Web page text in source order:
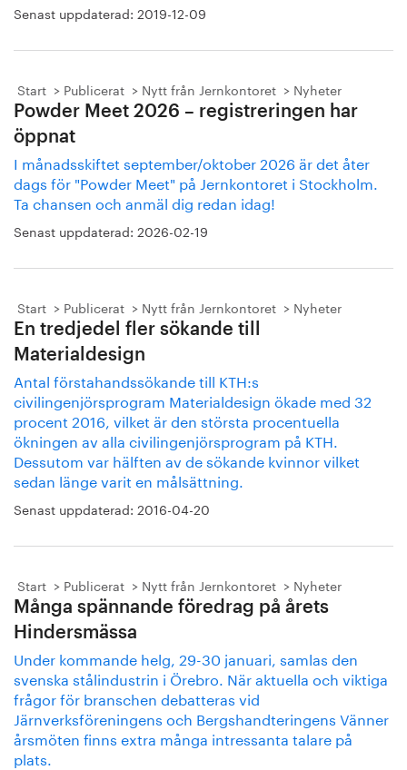
Senast uppdaterad: 2019-12-09
Start Publicerat Nytt från Jernkontoret Nyheter
Powder Meet 2026 – registreringen har
öppnat
I månadsskiftet september/oktober 2026 är det åter
dags för "Powder Meet" på Jernkontoret i Stockholm.
Ta chansen och anmäl dig redan idag!
Senast uppdaterad: 2026-02-19
Start Publicerat Nytt från Jernkontoret Nyheter
En tredjedel fler sökande till
Materialdesign
Antal förstahandssökande till KTH:s
civilingenjörsprogram Materialdesign ökade med 32
procent 2016, vilket är den största procentuella
ökningen av alla civilingenjörsprogram på KTH.
Dessutom var hälften av de sökande kvinnor vilket
sedan länge varit en målsättning.
Senast uppdaterad: 2016-04-20
Start Publicerat Nytt från Jernkontoret Nyheter
Många spännande föredrag på årets
Hindersmässa
Under kommande helg, 29-30 januari, samlas den
svenska stålindustrin i Örebro. När aktuella och viktiga
frågor för branschen debatteras vid
Järnverksföreningens och Bergshandteringens Vänner
årsmöten finns extra många intressanta talare på
plats.